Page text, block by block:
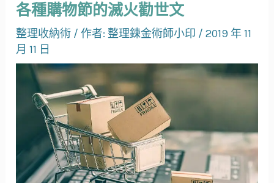
各種購物節的滅火勸世文
整理收納術 / 作者: 整理鍊金術師小印 /2019 年 11
月 11 日